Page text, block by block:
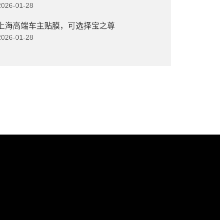
01-28
海高端车主贴膜，可选择宝之尊
01-28